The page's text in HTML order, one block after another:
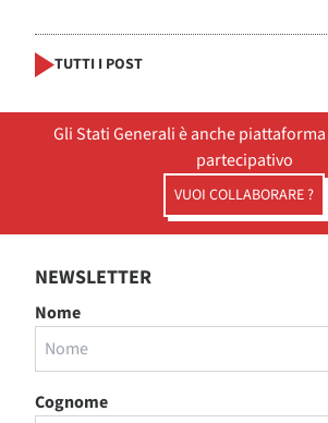
TUTTI I POST
Gli Stati Generali è anche
partecipativo
VUOI COLLABORARE ?
NEWSLETTER
Nome
Cognome